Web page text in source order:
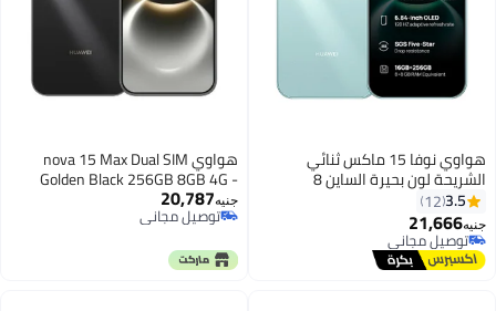
هواوي نوفا 15 ماكس ثنائي
الشريحة لون بحيرة الساين 8
جيجابايت رام 256 جيجابايت - النسخة
الشرق أوسطية
3.5
12
جنيه21,666
توصيل مجاني
توصيل مجاني
هواوي nova 15 Max Dual SIM
Golden Black 256GB 8GB 4G -
Middle East Version
جنيه20,787
توصيل مجاني
توصيل مجاني